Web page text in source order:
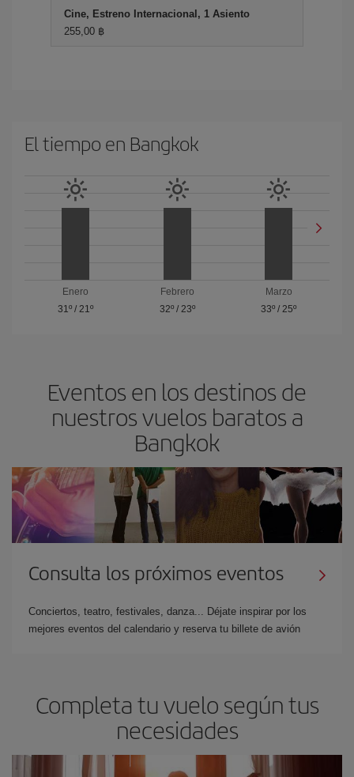
Cine, Estreno Internacional, 1 Asiento
255,00 ฿
El tiempo en Bangkok
Enero
31º/ 21º
Febrero
32º/ 23º
Marzo
33º / 25º
Eventos en los destinos de
nuestros vuelos baratos a
Bangkok
Consulta los próximos eventos
Conciertos, teatro, festivales, danza... Déjate inspirar por los
mejores eventos del calendario y reserva tu billete de avión
Completa tu vuelo según tus
necesidades